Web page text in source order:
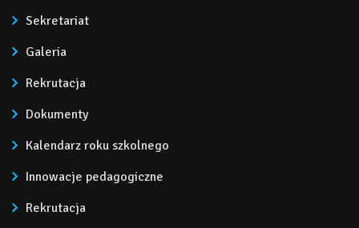
Sekretariat
Galeria
Rekrutacja
Dokumenty
Kalendarz roku szkolnego
Innowacje pedagogiczne
Rekrutacja